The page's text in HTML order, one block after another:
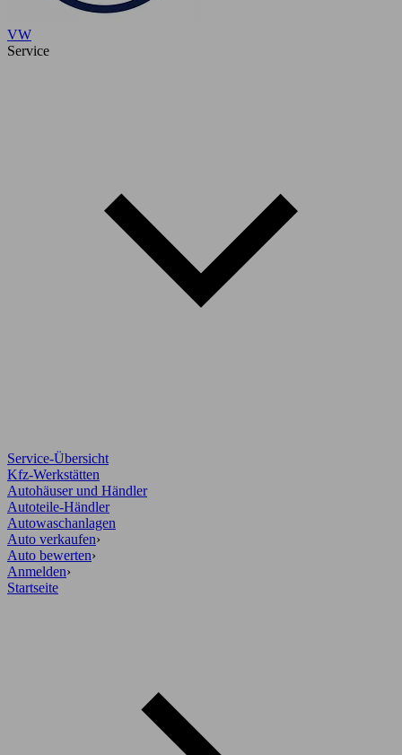
VW
Service
Service-Übersicht
Kfz-Werkstätten
Autohäuser und Händler
Autoteile-Händler
Autowaschanlagen
Auto verkaufen›
Auto bewerten›
Anmelden›
Startseite